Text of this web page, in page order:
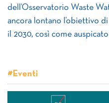
dell’Osservatorio Waste
ancora lontano l’obiettivo
il 2030, così come
#Eventi